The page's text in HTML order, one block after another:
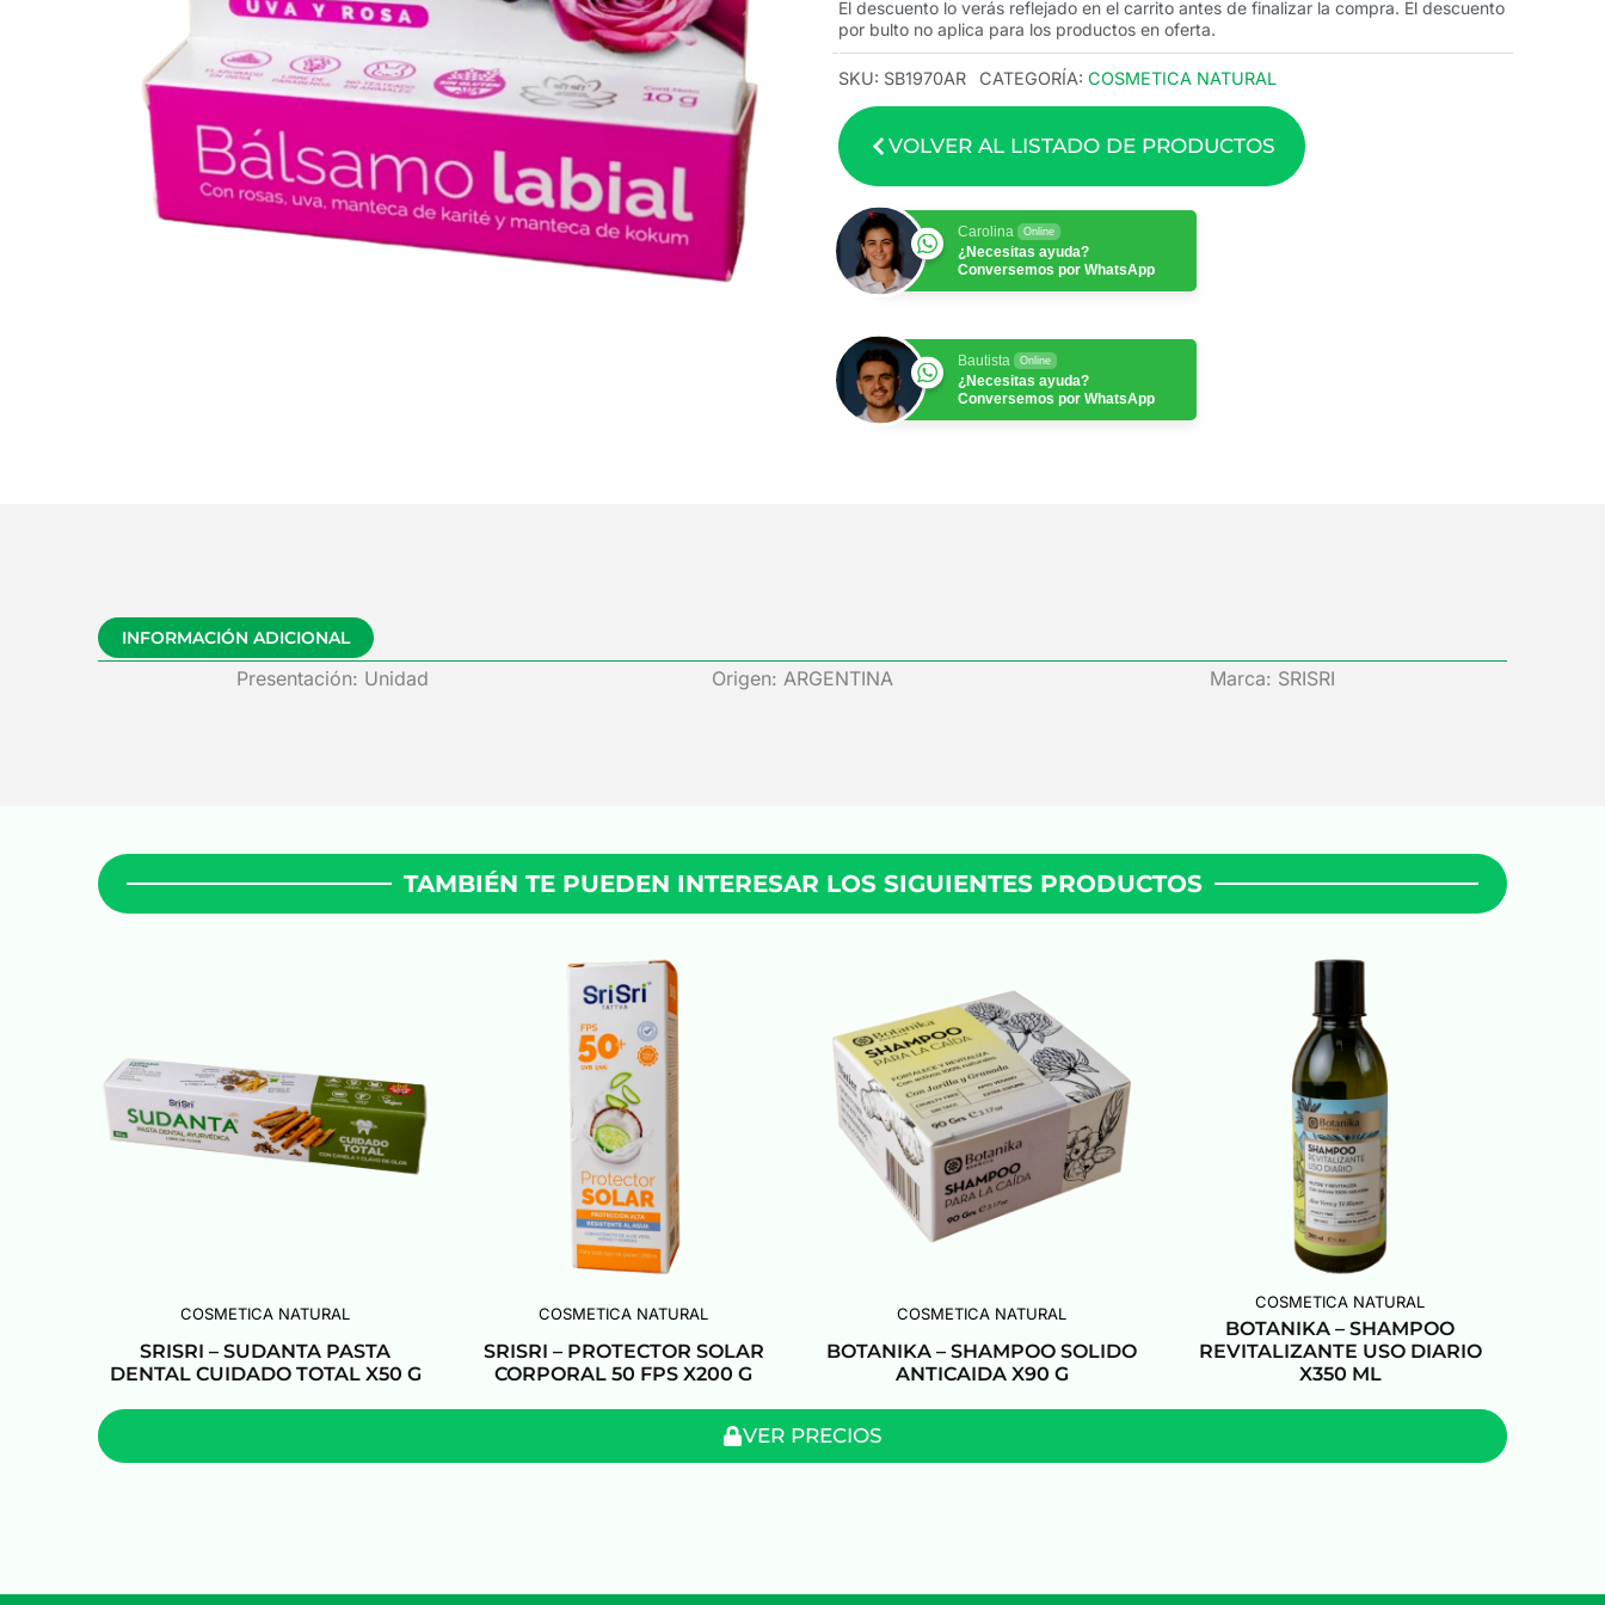
El descuento lo verás reflejado en el carrito antes de finalizar la compra. El descuento
por bulto no aplica para los productos en oferta.
SKU: SB1970AR CATEGORÍA: COSMETICA NATURAL
VOLVER AL LISTADO DE PRODUCTOS
Carolina Online
¿Necesitas ayuda?
Conversemos por WhatsApp
Bautista Online
¿Necesitas ayuda?
Conversemos por WhatsApp
INFORMACIÓN ADICIONAL
Presentación: Unidad Origen: ARGENTINA Marca: SRISRI
TAMBIÉN TE PUEDEN INTERESAR LOS SIGUIENTES PRODUCTOS
COSMETICA NATURAL
SRISRI – SUDANTA PASTA
DENTAL CUIDADO TOTAL X50 G
COSMETICA NATURAL
SRISRI – PROTECTOR SOLAR
CORPORAL 50 FPS X200 G
COSMETICA NATURAL
BOTANIKA – SHAMPOO SOLIDO
ANTICAIDA X90 G
COSMETICA NATURAL
BOTANIKA – SHAMPOO
REVITALIZANTE USO DIARIO
X350 ML
VER PRECIOS